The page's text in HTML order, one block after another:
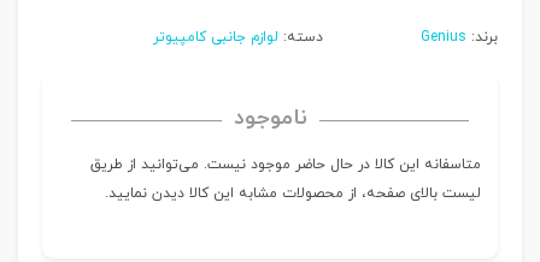
برند: Genius دسته: لوازم جانبی کامپیوتر
ناموجود
متاسفانه این کالا در حال حاضر موجود نیست. می‌توانید از طریق
لیست بالای صفحه، از محصولات مشابه این کالا دیدن نمایید.